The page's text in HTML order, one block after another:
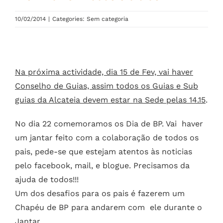
10/02/2014 | Categories: Sem categoria
Na próxima actividade, dia 15 de Fev, vai haver
Conselho de Guias, assim todos os Guias e Sub
guias da Alcateia devem estar na Sede pelas 14.15.
No dia 22 comemoramos os Dia de BP. Vai haver
um jantar feito com a colaboração de todos os
pais, pede-se que estejam atentos às noticias
pelo facebook, mail, e blogue. Precisamos da
ajuda de todos!!!
Um dos desafios para os pais é fazerem um
Chapéu de BP para andarem com ele durante o